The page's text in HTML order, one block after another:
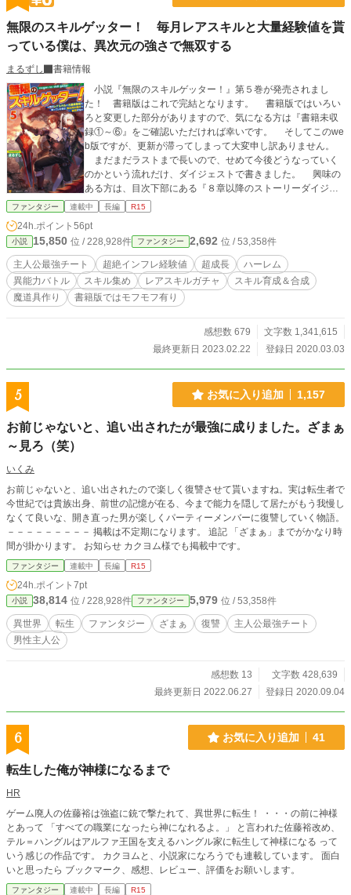
＊この作品は、「小説家になろう」など他の小説投稿サイトにも掲載していま
す。
無限のスキルゲッター！ 毎月レアスキルと大量経験値を貰
っている僕は、異次元の強さで無双する
まるずし
書籍情報
小説『無限のスキルゲッター！』第５巻が発売されまし
た！ 書籍版はこれで完結となります。 書籍版ではいろい
ろと変更した部分がありますので、気になる方は『書籍未収
録①～⑥』をご確認いただければ幸いです。 そしてこのwe
b版ですが、更新が滞ってしまって大変申し訳ありません。
まだまだラストまで長いので、せめて今後どうなっていく
のかという流れだけ、ダイジェストで書きました。 興味の
ある方は、目次下部にある『８章以降のストーリーダイジェ
スト』をご覧くださいませ。 書籍では、中西達哉先生に素
に、５巻最後の挿絵は本当に素晴らしいので、是非多くの方
に見ていただきたいイラストです。 自分では大満足の完結
巻となりましたので、どうかよろしくお願いいたしますｍ(_
_)ｍ ほか、コミカライズ版『無限のスキルゲッター！』も
発売中ですので、こちらもどうぞよろしくお願いいたしま
す。 【あらすじ】 最強世代と言われる同級生たちが、『勇
中、ハズレスキルどころか最悪の人生終了スキルを授かった
主人公ユーリ。 しかし、そのスキルで女神を助けたことに
毎月大量の経験値が貰えるようになった上、さらにランダム
で超レアスキルのオマケ付き。 驚異の早さで成長するユー
リは、あっという間に最強クラスに成り上がります。 ちょ
たちにも好意を寄せられ、順風満帆な人生楽勝モードに。
かしてられない。 こうなったら世界を救うため、あえて悪
者になってやる？ 伝説の魔竜も古代文明の守護神も不死生
命体も敵じゃない。 あまりにも強すぎて魔王と呼ばれちゃ
った主人公が、その力で世界を救います。
ファンタジー 連載中 長編 R15
24h.ポイント 56pt
小説 15,850 位 / 228,928件 ファンタジー 2,692 位 / 53,358件
主人公最強チート 超絶インフレ経験値 超成長
ハーレム
異能力バトル
スキル集め レアスキルガチャ
スキル育成＆合成
魔道具作り
書籍版ではモフモフ有り
感想数 679
文字数 1,341,615
最終更新日 2023.02.22
登録日 2020.03.03
5 お気に入り追加 1,157
お前じゃないと、追い出されたが最強に成りました。ざまぁ
～見ろ（笑）
いくみ
お前じゃないと、追い出されたので楽しく復讐させて貰いますね。実は転生者で
今世紀では貴族出身、前世の記憶が在る、今まで能力を隠して居たがもう我慢し
なくて良いな、開き直った男が楽しくパーティーメンバーに復讐していく物語。
－－－－－－－－－ 掲載は不定期になります。 追記 「ざまぁ」までがかなり時
間が掛かります。 お知らせ カクヨム様でも掲載中です。
ファンタジー 連載中 長編 R15
24h.ポイント 7pt
小説 38,814 位 / 228,928件 ファンタジー 5,979 位 / 53,358件
異世界 転生 ファンタジー ざまぁ 復讐
主人公最強チート
男性主人公
感想数 13
文字数 428,639
最終更新日 2022.06.27
登録日 2020.09.04
6 お気に入り追加 41
転生した俺が神様になるまで
HR
ゲーム廃人の佐藤裕は強盗に銃で撃たれて、異世界に転生！ ・・・の前に神様
とあって 「すべての職業になったら神になれるよ。」 と言われた佐藤裕改め、
テル＝ハングルはアルファ王国を支えるハングル家に転生して神様になる って
いう感じの作品です。 カクヨムと、小説家になろうでも連載しています。 面白
いと思ったら ブックマーク、感想、レビュー、評価をお願いします。
ファンタジー 連載中 長編 R15